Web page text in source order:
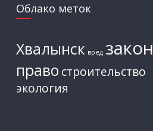
Облако меток
Хвалынск вред закон
право строительство
экология